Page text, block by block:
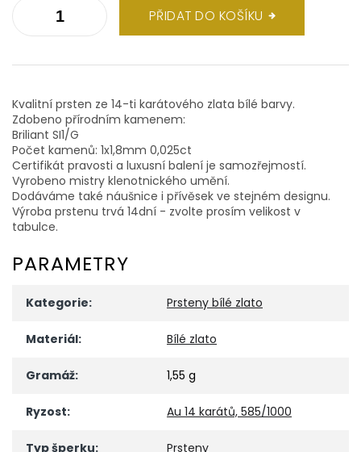
PŘIDAT DO KOŠÍKU
Kvalitní prsten ze 14-ti karátového zlata bílé barvy.
Zdobeno přírodním kamenem:
Briliant SI1/G
Počet kamenů: 1x1,8mm 0,025ct
Certifikát pravosti a luxusní balení je samozřejmostí.
Vyrobeno mistry klenotnického umění.
Dodáváme také náušnice i přívěsek ve stejném designu.
Výroba prstenu trvá 14dní - zvolte prosím velikost v
tabulce.
PARAMETRY
Kategorie: Prsteny bílé zlato
Materiál: Bílé zlato
Gramáž: 1,55 g
Ryzost: Au 14 karátů, 585/1000
Typ šperku: Prsteny